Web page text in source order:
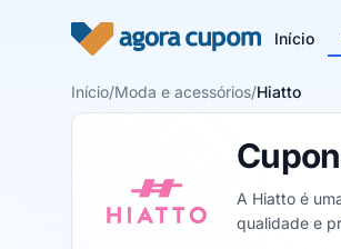
Início
Início/Moda e acessórios/Hiatto
A Hiatto é
qualidade e